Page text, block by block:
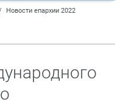
Новости епархии 2022